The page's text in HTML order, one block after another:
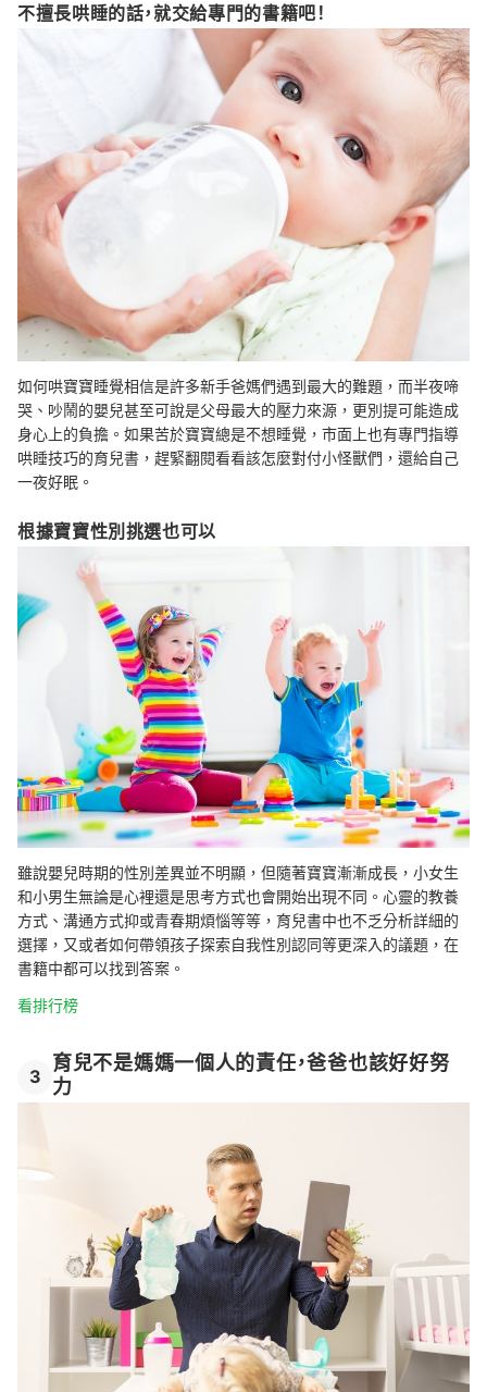
不擅長哄睡的話，就交給專門的書籍吧！
如何哄寶寶睡覺相信是許多新手爸媽們遇到最大的難題，而半夜啼
哭、吵鬧的嬰兒甚至可說是父母最大的壓力來源，更別提可能造成
身心上的負擔。如果苦於寶寶總是不想睡覺，市面上也有專門指導
哄睡技巧的育兒書，趕緊翻閱看看該怎麼對付小怪獸們，還給自己
一夜好眠。
根據寶寶性別挑選也可以
雖說嬰兒時期的性別差異並不明顯，但隨著寶寶漸漸成長，小女生
和小男生無論是心裡還是思考方式也會開始出現不同。心靈的教養
方式、溝通方式抑或青春期煩惱等等，育兒書中也不乏分析詳細的
選擇，又或者如何帶領孩子探索自我性別認同等更深入的議題，在
書籍中都可以找到答案。
看排行榜
3
育兒不是媽媽一個人的責任，爸爸也該好好努
力